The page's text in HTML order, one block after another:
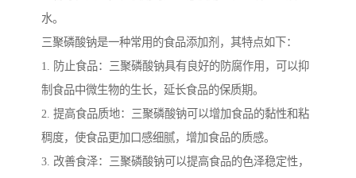
水。
三聚磷酸钠是一种常用的食品添加剂，其特点如下：
1. 防止食品：三聚磷酸钠具有良好的防腐作用，可以抑
制食品中微生物的生长，延长食品的保质期。
2. 提高食品质地：三聚磷酸钠可以增加食品的黏性和粘
稠度，使食品更加口感细腻，增加食品的质感。
3. 改善食泽：三聚磷酸钠可以提高食品的色泽稳定性，